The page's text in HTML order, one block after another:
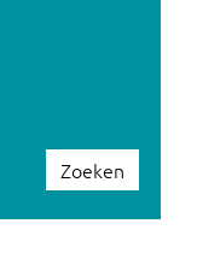
Zoeken